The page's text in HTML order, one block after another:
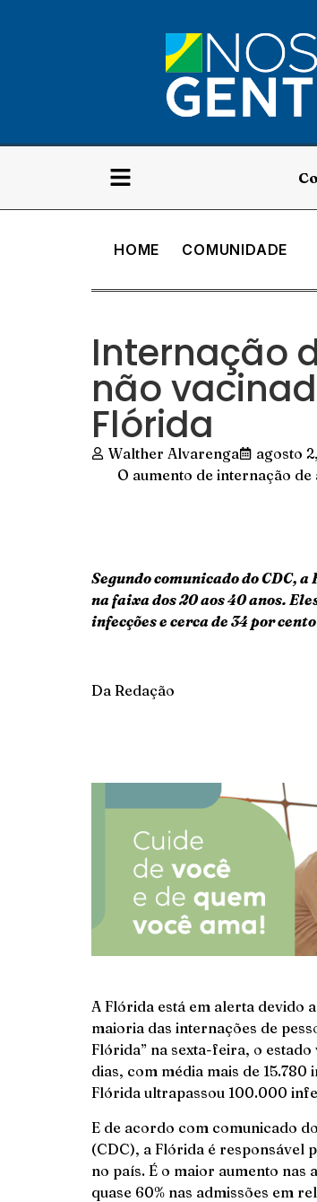
HOME COMUNIDADE
Internação
não
Flórida
Walther Alvarenga agosto
O aumento de internação
Segundo comunicado do CDC,
na faixa dos 20 aos 40 anos.
infecções e cerca de 34 por
Da Redação
A Flórida está em alerta devido
maioria das internações de
Flórida” na sexta-feira, o
dias, com média mais de
Flórida ultrapassou 100.000
E de acordo com comunicado
(CDC), a Flórida é responsável
no país. É o maior aumento nas
quase 60% nas admissões em